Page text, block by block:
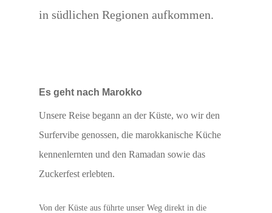
in südlichen Regionen aufkommen.
Es geht nach Marokko
Unsere Reise begann an der Küste, wo wir den
Surfervibe genossen, die marokkanische Küche
kennenlernten und den Ramadan sowie das
Zuckerfest erlebten.
Von der Küste aus führte unser Weg direkt in die